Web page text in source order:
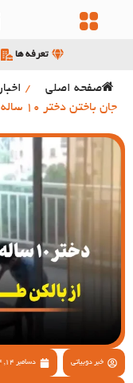
تعرفه ها
صفحه اصلی / اخبار
جان باختن دختر 10 ساله اماراتی پس از سقوط از بالکن طبقه هفتم
خبر دوبیاتی دسامبر 14, 2024